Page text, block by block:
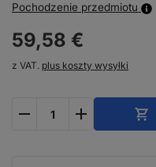
Pochodzenie przedmiotu
59,58 €
z VAT. plus koszty wysyłki